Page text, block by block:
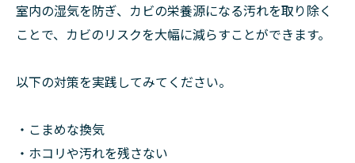
室内の湿気を防ぎ、カビの栄養源になる汚れを取り除く
ことで、カビのリスクを大幅に減らすことができます。
以下の対策を実践してみてください。
・こまめな換気
・ホコリや汚れを残さない